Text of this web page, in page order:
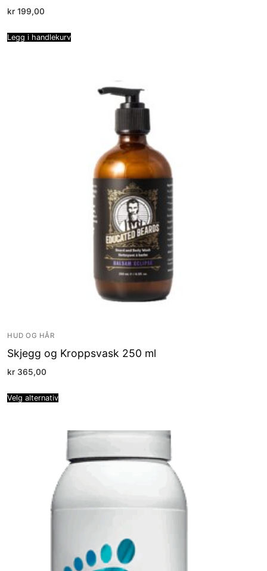
kr 199,00
Legg i handlekurv
HUD OG HÅR
Skjegg og Kroppsvask 250 ml
kr 365,00
Velg alternativ